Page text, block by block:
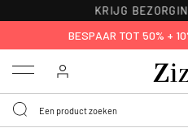
KRIJG
BESPAAR TOT 50% +
Menu